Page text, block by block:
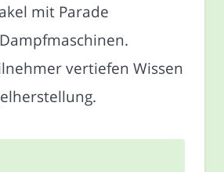
mit Parade
vertiefen Wissen